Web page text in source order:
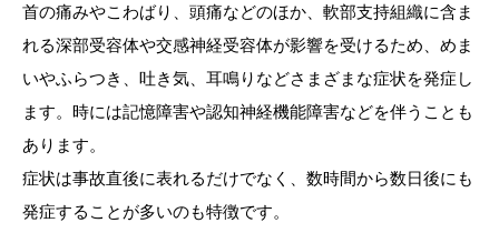
首の痛みやこわばり、頭痛などのほか、軟部支持組織に含ま
れる深部受容体や交感神経受容体が影響を受けるため、めま
いやふらつき、吐き気、耳鳴りなどさまざまな症状を発症し
ます。時には記憶障害や認知神経機能障害などを伴うことも
あります。
症状は事故直後に表れるだけでなく、数時間から数日後にも
発症することが多いのも特徴です。